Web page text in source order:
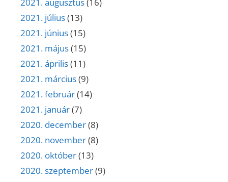
2021. július(13)
2021. június(15)
2021. május(15)
2021. április(11)
2021. március(9)
2021. február(14)
2021. január(7)
2020. december(8)
2020. november(8)
2020. október(13)
2020. szeptember(9)